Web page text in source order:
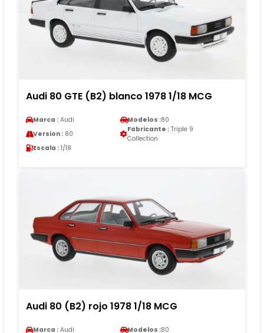
Audi 80 GTE (B2) blanco 1978 1/18 MCG
Marca : Audi Modelos :80
Version : 80
Fabricante : Triple 9
Collection
Escala : 1/18
Audi 80 (B2) rojo 1978 1/18 MCG
Marca : Audi Modelos :80